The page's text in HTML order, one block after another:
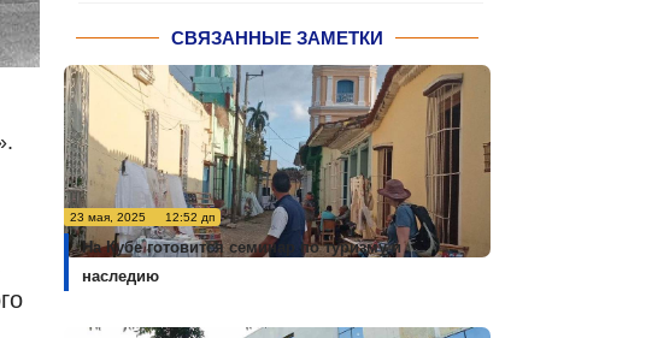
СВЯЗАННЫЕ ЗАМЕТКИ
23 мая, 2025 12:52 дп
На Кубе готовится семинар по туризму и
наследию